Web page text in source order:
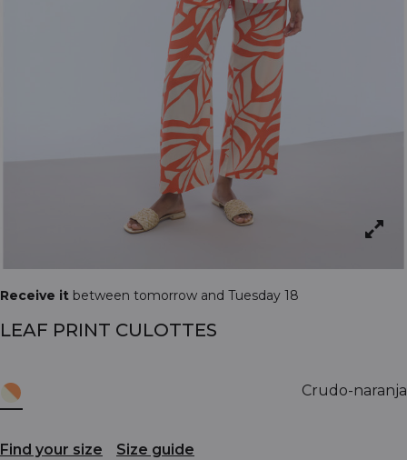
Receive it between tomorrow and Tuesday 18
LEAF PRINT CULOTTES
Crudo-naranja
Find your size Size guide